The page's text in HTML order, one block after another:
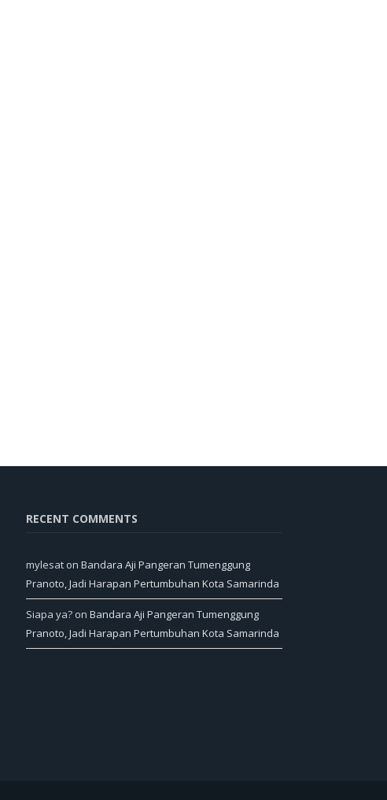
RECENT COMMENTS
mylesat on Bandara Aji Pangeran Tumenggung
Pranoto, Jadi Harapan Pertumbuhan Kota Samarinda
Siapa ya? on Bandara Aji Pangeran Tumenggung
Pranoto, Jadi Harapan Pertumbuhan Kota Samarinda